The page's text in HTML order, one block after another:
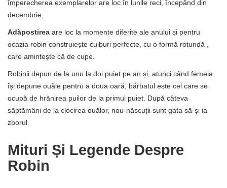
împerecherea exemplarelor are loc în lunile reci, începând din
decembrie.
Adăpostirea are loc la momente diferite ale anului și pentru
ocazia robin construiește cuiburi perfecte, cu o formă rotundă ,
care amintește că de cupe.
Robinii depun de la unu la doi puiet pe an și, atunci când femela
își depune ouăle pentru a doua oară, bărbatul este cel care se
ocupă de hrănirea puilor de la primul puiet. După câteva
săptămâni de la clocirea ouălor, nou-născuții sunt gata să-și ia
zborul.
Mituri Și Legende Despre
Robin